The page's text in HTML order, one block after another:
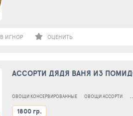
В ИГНОР ОЦЕНИТЬ
АССОРТИ ДЯДЯ ВАНЯ ИЗ
ОВОЩИ КОНСЕРВИРОВАННЫЕ ОВОЩИ АССОРТИ
1800 гр.